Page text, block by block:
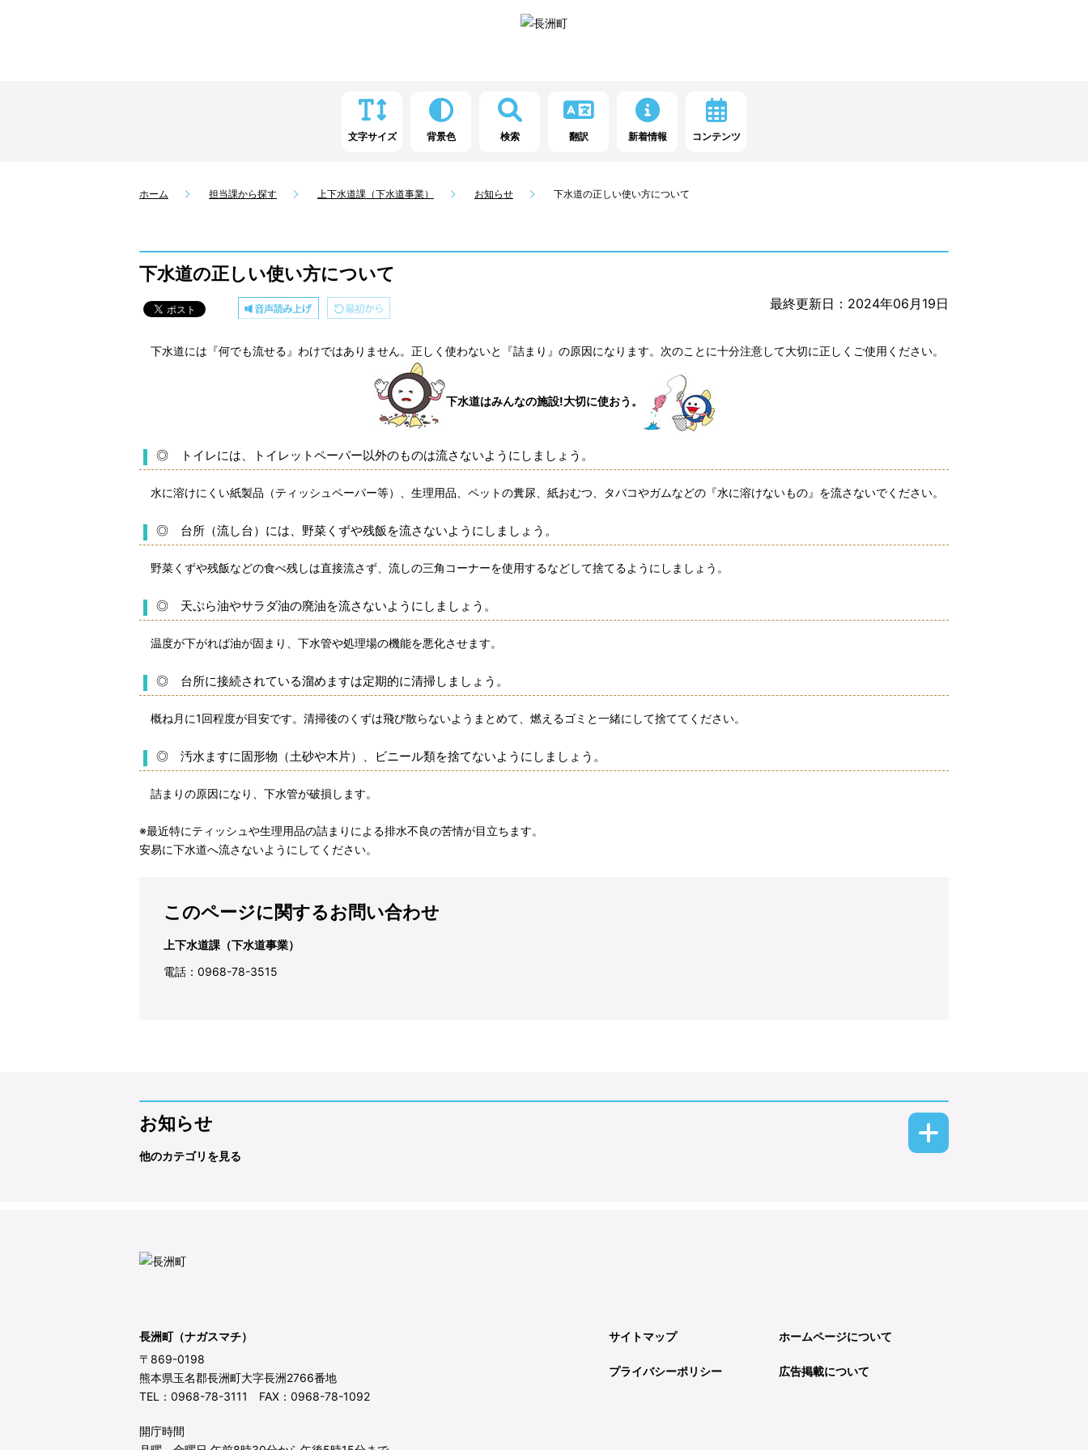
文字サイズ 背景色 検索 翻訳 新着情報 コンテンツ
ホーム 担当課から探す 上下水道課（下水道事業） お知らせ 下水道の正しい使い方について
下水道の正しい使い方について
最終更新日：2024年06月19日
下水道には『何でも流せる』わけではありません。正しく使わないと『詰まり』の原因になります。次のことに十分注意して大切に正しくご使用ください。
下水道はみんなの施設!大切に使おう。
◎ トイレには、トイレットペーパー以外のものは流さないようにしましょう。
水に溶けにくい紙製品（ティッシュペーパー等）、生理用品、ペットの糞尿、紙おむつ、タバコやガムなどの『水に溶けないもの』を流さないでください。
◎ 台所（流し台）には、野菜くずや残飯を流さないようにしましょう。
野菜くずや残飯などの食べ残しは直接流さず、流しの三角コーナーを使用するなどして捨てるようにしましょう。
◎ 天ぷら油やサラダ油の廃油を流さないようにしましょう。
温度が下がれば油が固まり、下水管や処理場の機能を悪化させます。
◎ 台所に接続されている溜めますは定期的に清掃しましょう。
概ね月に1回程度が目安です。清掃後のくずは飛び散らないようまとめて、燃えるゴミと一緒にして捨ててください。
◎ 汚水ますに固形物（土砂や木片）、ビニール類を捨てないようにしましょう。
詰まりの原因になり、下水管が破損します。
※最近特にティッシュや生理用品の詰まりによる排水不良の苦情が目立ちます。
安易に下水道へ流さないようにしてください。
このページに関するお問い合わせ
上下水道課（下水道事業）
電話：0968-78-3515
お知らせ
他のカテゴリを見る
長洲町（ナガスマチ）
〒869-0198
熊本県玉名郡長洲町大字長洲2766番地
TEL：0968-78-3111 FAX：0968-78-1092
開庁時間
サイトマップ ホームページについて
プライバシーポリシー 広告掲載について